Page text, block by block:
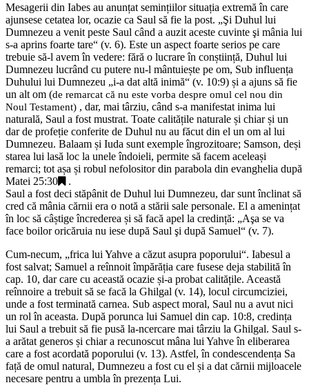
Mesagerii din Iabes au anunțat semințiilor situația extremă în care
ajunsese cetatea lor, ocazie ca Saul să fie la post. „Şi Duhul lui
Dumnezeu a venit peste Saul când a auzit aceste cuvinte şi mânia lui
s-a aprins foarte tare“ (v. 6). Este un aspect foarte serios pe care
trebuie să-l avem în vedere: fără o lucrare în conștiință, Duhul lui
Dumnezeu lucrând cu putere nu-l mântuiește pe om, Sub influența
Duhului lui Dumnezeu „i-a dat altă inimă“ (v. 10:9) și a ajuns să fie
un alt om (de remarcat că nu este vorba despre omul cel nou din
Noul Testament) , dar, mai târziu, când s-a manifestat inima lui
naturală, Saul a fost mustrat. Toate calitățile naturale și chiar și un
dar de profeție conferite de Duhul nu au făcut din el un om al lui
Dumnezeu. Balaam și Iuda sunt exemple îngrozitoare; Samson, deși
starea lui lasă loc la unele îndoieli, permite să facem aceleași
remarci; tot așa și robul nefolositor din parabola din evanghelia după
Matei 25:30
.
Saul a fost deci stăpânit de Duhul lui Dumnezeu, dar sunt înclinat să
cred că mânia cărnii era o notă a stării sale personale. El a amenințat
în loc să câștige încrederea și să facă apel la credință: „Aşa se va
face boilor oricăruia nu iese după Saul şi după Samuel“ (v. 7).
Cum-necum, „frica lui Yahve a căzut asupra poporului“. Iabesul a
fost salvat; Samuel a reînnoit împărăția care fusese deja stabilită în
cap. 10, dar care cu această ocazie și-a probat calitățile. Această
reînnoire a trebuit să se facă la Ghilgal (v. 14), locul circumciziei,
unde a fost terminată carnea. Sub aspect moral, Saul nu a avut nici
un rol în aceasta. După porunca lui Samuel din cap. 10:8, credința
lui Saul a trebuit să fie pusă la-ncercare mai târziu la Ghilgal. Saul s-
a arătat generos și chiar a recunoscut mâna lui Yahve în eliberarea
care a fost acordată poporului (v. 13). Astfel, în condescendența Sa
față de omul natural, Dumnezeu a fost cu el și a dat cărnii mijloacele
necesare pentru a umbla în prezența Lui.